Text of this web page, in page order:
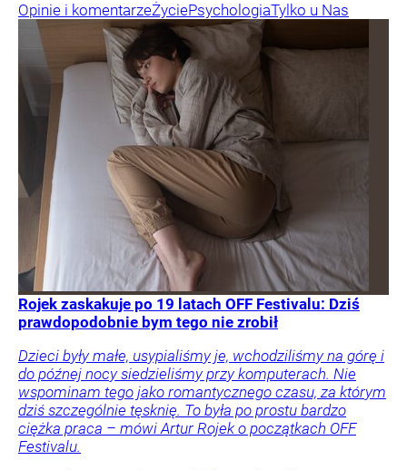
Opinie i komentarzeŻyciePsychologiaTylko u Nas
Rojek zaskakuje po 19 latach OFF Festivalu: Dziś
prawdopodobnie bym tego nie zrobił
Dzieci były małe, usypialiśmy je, wchodziliśmy na górę i
do późnej nocy siedzieliśmy przy komputerach. Nie
wspominam tego jako romantycznego czasu, za którym
dziś szczególnie tęsknię. To była po prostu bardzo
ciężka praca – mówi Artur Rojek o początkach OFF
Festivalu.